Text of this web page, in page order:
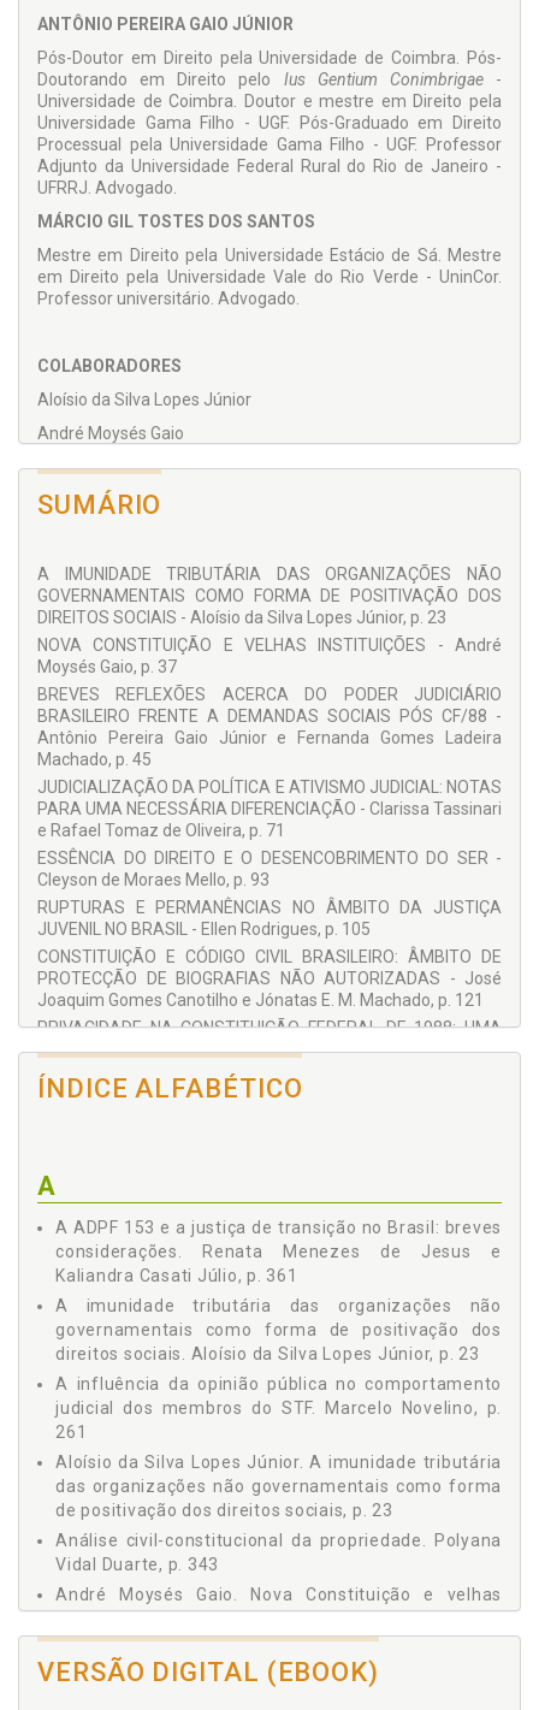
Os Coordenadores
ANTÔNIO PEREIRA GAIO JÚNIOR
Pós-Doutor em Direito pela Universidade de Coimbra. Pós-
Doutorando em Direito pelo Ius Gentium Conimbrigae-
Universidade de Coimbra. Doutor e mestre em Direito pela
Universidade Gama Filho - UGF. Pós-Graduado em Direito
Processual pela Universidade Gama Filho - UGF. Professor
Adjunto da Universidade Federal Rural do Rio de Janeiro -
UFRRJ. Advogado.
MÁRCIO GIL TOSTES DOS SANTOS
Mestre em Direito pela Universidade Estácio de Sá. Mestre
em Direito pela Universidade Vale do Rio Verde - UninCor.
Professor universitário. Advogado.
COLABORADORES
Aloísio da Silva Lopes Júnior
André Moysés Gaio
Antônio Pereira Gaio Júnior
Clarissa Tassinari
Ellen Rodrigues
Fernanda Gomes Ladeira Machado
Jónatas E. M. Machado
José Joaquim Gomes Canotilho
Júlia Gomes Pereira Maurmo
Kaliandra Casati Júlio
Leandro Mendonça Fortuna
Lenio Luiz Streck
Letícia Fonseca P. Delgado
Marcella A. Mascarenhas Nardelli
Marcelo Novelino
Márcio Gil Tostes dos Santos
Polyana Vidal Duarte
Rafael Tomaz de Oliveira
Virna Ligia Fernandes Braga
SUMÁRIO
A IMUNIDADE TRIBUTÁRIA DAS ORGANIZAÇÕES NÃO
GOVERNAMENTAIS COMO FORMA DE POSITIVAÇÃO DOS
DIREITOS SOCIAIS - Aloísio da Silva Lopes Júnior, p. 23
NOVA CONSTITUIÇÃO E VELHAS INSTITUIÇÕES - André
Moysés Gaio, p. 37
BREVES REFLEXÕES ACERCA DO PODER JUDICIÁRIO
BRASILEIRO FRENTE A DEMANDAS SOCIAIS PÓS CF/88 -
Antônio Pereira Gaio Júnior e Fernanda Gomes Ladeira
Machado, p. 45
JUDICIALIZAÇÃO DA POLÍTICA E ATIVISMO JUDICIAL: NOTAS
PARA UMA NECESSÁRIA DIFERENCIAÇÃO - Clarissa Tassinari
e Rafael Tomaz de Oliveira, p. 71
ESSÊNCIA DO DIREITO E O DESENCOBRIMENTO DO SER -
Cleyson de Moraes Mello, p. 93
RUPTURAS E PERMANÊNCIAS NO ÂMBITO DA JUSTIÇA
JUVENIL NO BRASIL - Ellen Rodrigues, p. 105
CONSTITUIÇÃO E CÓDIGO CIVIL BRASILEIRO: ÂMBITO DE
PROTECÇÃO DE BIOGRAFIAS NÃO AUTORIZADAS - José
Joaquim Gomes Canotilho e Jónatas E. M. Machado, p. 121
PRIVACIDADE NA CONSTITUIÇÃO FEDERAL DE 1988: UMA
NECESSÁRIA DISTINÇÃO CONCEITUAL PARA A ADEQUADA
TUTELA DOS DIREITOS DA PERSONALIDADE - Júlia Gomes
Pereira Maurmo, p. 167
BREVES REFLEXÕES ACERCA DAS INSUFICIÊNCIAS DA
PARTICULARIDADES DO CASO BRASILEIRO - Lenio Luiz
Streck, p. 215
NOTAS SOBRE A ADOÇÃO DOS INSTITUTOS DA DIRECT E
CROSS-EXAMINATION NO PROCESSO PENAL BRASILEIRO À
LUZ DAS GARANTIAS CONSTITUCIONAIS - Marcella Alves
Mascarenhas Nardelli, p. 233
A INFLUÊNCIA DA OPINIÃO PÚBLICA NO COMPORTAMENTO
JUDICIAL DOS MEMBROS DO STF - Marcelo Novelino, p. 261
FUNÇÃO E CONTROLE JURISDICIONAL DAS POLÍTICAS
Gil Tostes dos Santos, p. 321
ANÁLISE CIVIL-CONSTITUCIONAL DA PROPRIEDADE -
Polyana Vidal Duarte, p. 343
A ADPF 153 E A JUSTIÇA DE TRANSIÇÃO NO BRASIL:
BREVES CONSIDERAÇÕES - Renata Menezes de Jesus e
Kaliandra Casati Júlio, p. 361
SOCIEDADE CIVIL E ESFERA PÚBLICA: A CAMPANHA DAS
DIRETAS JÁ NO BRASIL - Virna Ligia Fernandes Braga, p. 377
ÍNDICE ALFABÉTICO
A
A ADPF 153 e a justiça de transição no Brasil: breves
considerações. Renata Menezes de Jesus e
Kaliandra Casati Júlio, p. 361
A imunidade tributária das organizações não
governamentais como forma de positivação dos
direitos sociais. Aloísio da Silva Lopes Júnior, p. 23
A influência da opinião pública no comportamento
judicial dos membros do STF. Marcelo Novelino, p.
261
Aloísio da Silva Lopes Júnior. A imunidade tributária
das organizações não governamentais como forma
de positivação dos direitos sociais, p. 23
Análise civil-constitucional da propriedade. Polyana
Vidal Duarte, p. 343
André Moysés Gaio. Nova Constituição e velhas
do poder judiciário brasileiro frente a demandas
VERSÃO DIGITAL (EBOOK)